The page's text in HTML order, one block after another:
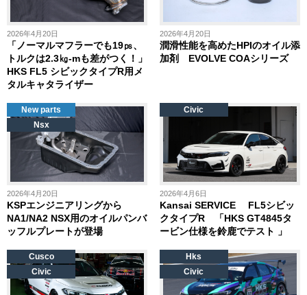
2026年4月20日
「ノーマルマフラーでも19㎰、
トルクは2.3㎏-mも差がつく！」
HKS FL5 シビックタイプR用メ
タルキャタライザー
2026年4月20日
潤滑性能を高めたHPIのオイル添
加剤 EVOLVE COAシリーズ
2026年4月20日
KSPエンジニアリングから
NA1/NA2 NSX用のオイルパンバ
ッフルプレートが登場
New parts
Nsx
2026年4月6日
Kansai SERVICE FL5シビッ
クタイプR 「HKS GT4845タ
ービン仕様を鈴鹿でテスト 」
Civic
Cusco
Civic
Hks
Civic